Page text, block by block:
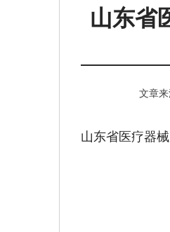
山东省
文章
山东省医疗器